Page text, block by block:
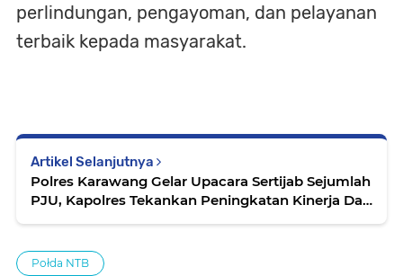
perlindungan, pengayoman, dan pelayanan
terbaik kepada masyarakat.
Artikel Selanjutnya
Polres Karawang Gelar Upacara Sertijab Sejumlah
PJU, Kapolres Tekankan Peningkatan Kinerja Dan
Połda NTB